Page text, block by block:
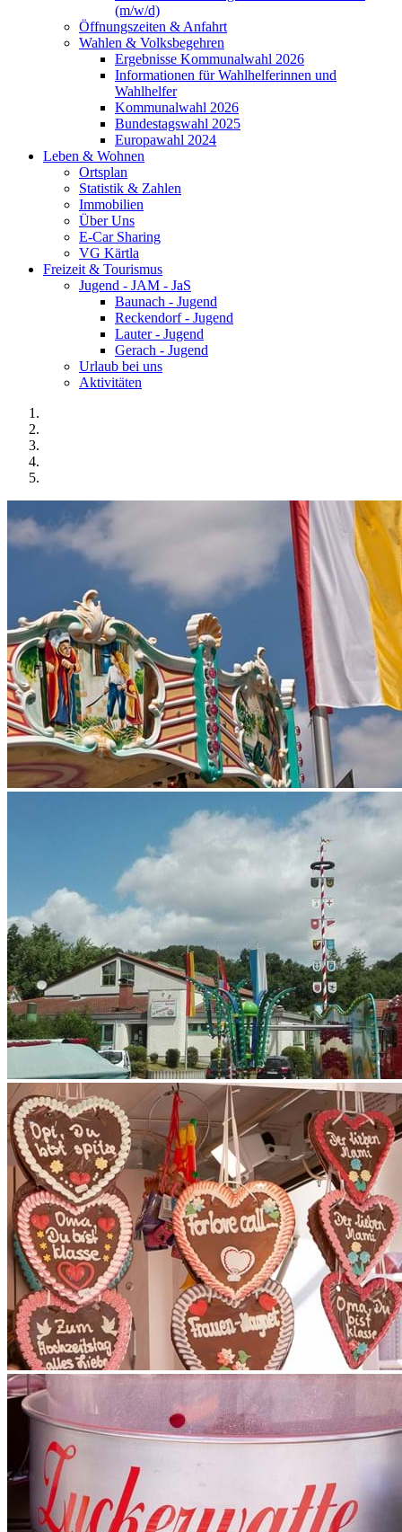
(m/w/d)
Öffnungszeiten & Anfahrt
Wahlen & Volksbegehren
Ergebnisse Kommunalwahl 2026
Informationen für Wahlhelferinnen und
Wahlhelfer
Kommunalwahl 2026
Bundestagswahl 2025
Europawahl 2024
Leben & Wohnen
Ortsplan
Statistik & Zahlen
Immobilien
Über Uns
E-Car Sharing
VG Kärtla
Freizeit & Tourismus
Jugend - JAM - JaS
Baunach - Jugend
Reckendorf - Jugend
Lauter - Jugend
Gerach - Jugend
Urlaub bei uns
Aktivitäten